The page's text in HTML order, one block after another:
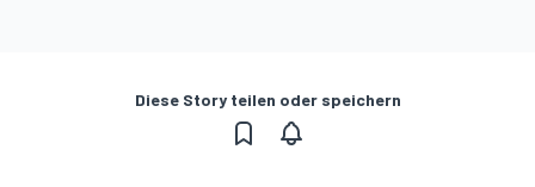
Diese Story teilen oder speichern